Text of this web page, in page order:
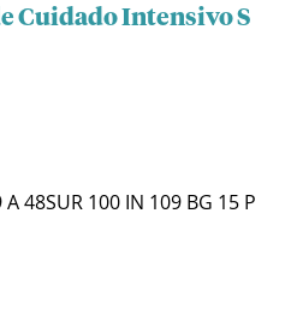
Cuidado Intensivo S
A 48SUR 100 IN 109 BG 15 P